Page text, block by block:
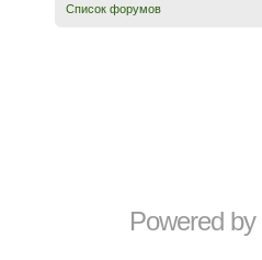
Список форумов
Powered by